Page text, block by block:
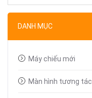
DANH MỤC
Máy chiếu mới
Màn hình tương tác